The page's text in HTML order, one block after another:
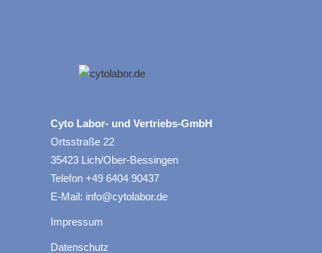
Cyto Labor- und Vertriebs-GmbH
Ortsstraße 22
35423 Lich/Ober-Bessingen
Telefon +49 6404 90437
E-Mail: info@cytolabor.de
Impressum
Datenschutz